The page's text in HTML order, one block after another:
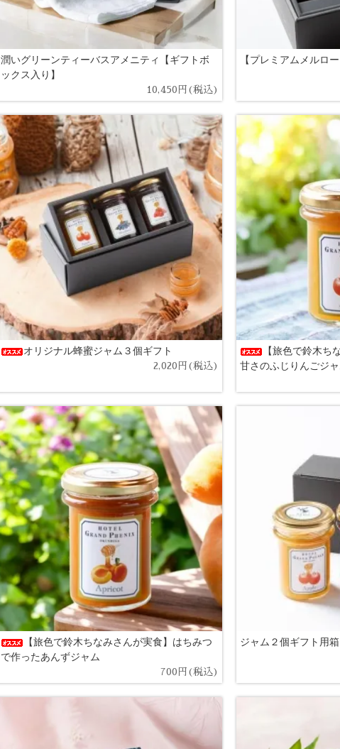
潤いグリーンティーバスアメニティ【ギフトボ
ックス入り】
10,450円(税込)
【プレミアムメルロ
オリジナル蜂蜜ジャム３個ギフト
2,020円(税込)
【旅色で鈴木ち
甘さのふじりんごジャ
【旅色で鈴木ちなみさんが実食】はちみつ
で作ったあんずジャム
700円(税込)
ジャム２個ギフト用箱